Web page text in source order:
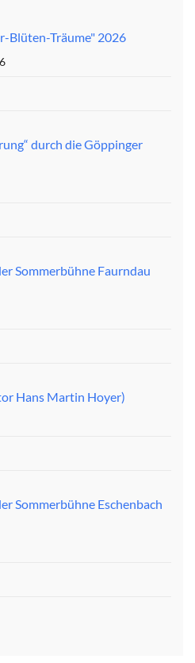
Blüten-Träume" 2026
durch die Göppinger
Sommerbühne Faurndau
Hans Martin Hoyer)
Sommerbühne Eschenbach